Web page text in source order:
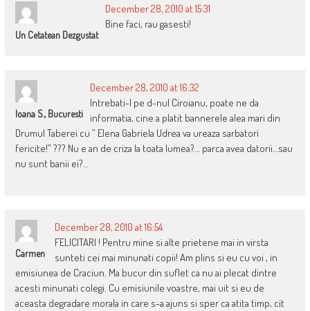
Un Cetatean Dezgustat
December 28, 2010 at 15:31
Bine faci, rau gasesti!
Ioana S., Bucuresti
December 28, 2010 at 16:32
Intrebati-l pe d-nul Ciroianu, poate ne da
informatia, cine a platit bannerele alea mari din
Drumul Taberei cu ” Elena Gabriela Udrea va ureaza sarbatori
fericite!” ??? Nu e an de criza la toata lumea?… parca avea datorii…sau
nu sunt banii ei?…
Carmen
December 28, 2010 at 16:54
FELICITARI ! Pentru mine si alte prietene mai in virsta
sunteti cei mai minunati copii! Am plins si eu cu voi , in
emisiunea de Craciun. Ma bucur din suflet ca nu ai plecat dintre
acesti minunati colegi. Cu emisiunile voastre, mai uit si eu de
aceasta degradare morala in care s-a ajuns si sper ca atita timp, cit